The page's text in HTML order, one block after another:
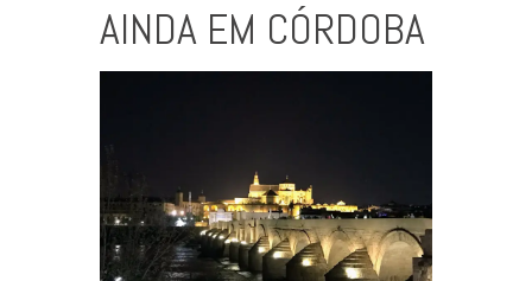
AINDA EM CÓRDOBA